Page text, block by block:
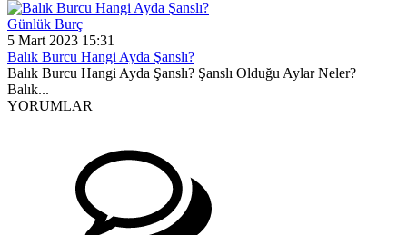
Günlük Burç
5 Mart 2023 15:31
Balık Burcu Hangi Ayda Şanslı?
Balık Burcu Hangi Ayda Şanslı? Şanslı Olduğu Aylar Neler?
Balık...
YORUMLAR